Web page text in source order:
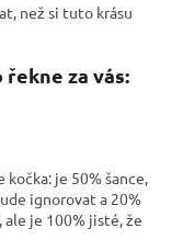
než si tuto krásu
za vás:
je 50% šance,
ignorovat a 20%
je 100% jisté, že